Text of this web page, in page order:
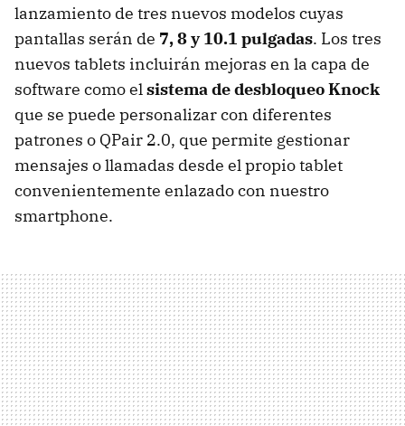
lanzamiento de tres nuevos modelos cuyas
pantallas serán de 7, 8 y 10.1 pulgadas. Los tres
nuevos tablets incluirán mejoras en la capa de
software como elsistema de desbloqueo Knock
que se puede personalizar con diferentes
patrones o QPair 2.0, que permite gestionar
mensajes o llamadas desde el propio tablet
convenientemente enlazado con nuestro
smartphone.